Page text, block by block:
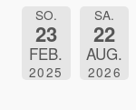
SO.
23
FEB.
2025
SA.
22
AUG.
2026